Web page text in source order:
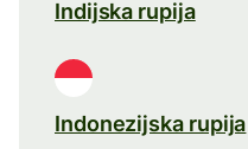
Indijska rupija
Indonezijska rupija